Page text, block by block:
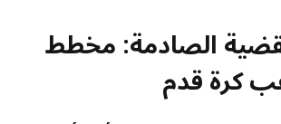
الصادمة: مخطط
كرة قدم